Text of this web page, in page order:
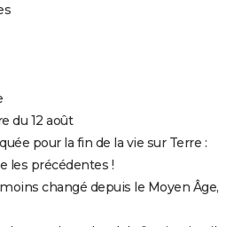
du 12 août
pour la fin de la vie sur Terre :
les précédentes !
changé depuis le Moyen Âge,